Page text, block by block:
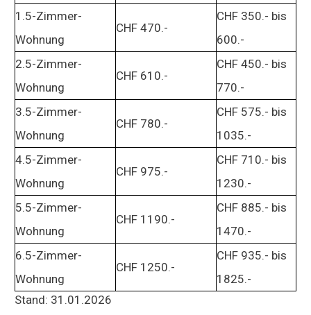
1.5-Zimmer-
Wohnung
CHF 470.-
CHF 350.- bis
600.-
2.5-Zimmer-
Wohnung
CHF 610.-
CHF 450.- bis
770.-
3.5-Zimmer-
Wohnung
CHF 780.-
CHF 575.- bis
1035.-
4.5-Zimmer-
Wohnung
CHF 975.-
CHF 710.- bis
1230.-
5.5-Zimmer-
Wohnung
CHF 1190.-
CHF 885.- bis
1470.-
6.5-Zimmer-
Wohnung
CHF 1250.-
CHF 935.- bis
1825.-
Stand: 31.01.2026